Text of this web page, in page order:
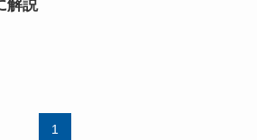
解説
1